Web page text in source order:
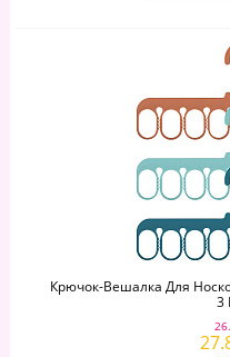
Крючок-Вешалка Для
3